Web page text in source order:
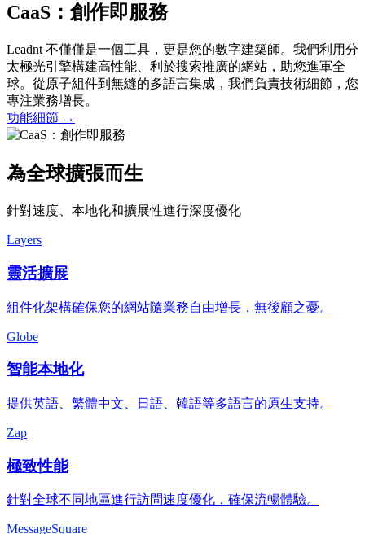
CaaS：創作即服務
Leadnt 不僅僅是一個工具，更是您的數字建築師。我們利用分
太極光引擎構建高性能、利於搜索推廣的網站，助您進軍全
球。從原子組件到無縫的多語言集成，我們負責技術細節，您
專注業務增長。
功能細節 →
為全球擴張而生
針對速度、本地化和擴展性進行深度優化
Layers
靈活擴展
組件化架構確保您的網站隨業務自由增長，無後顧之憂。
Globe
智能本地化
提供英語、繁體中文、日語、韓語等多語言的原生支持。
Zap
極致性能
針對全球不同地區進行訪問速度優化，確保流暢體驗。
MessageSquare